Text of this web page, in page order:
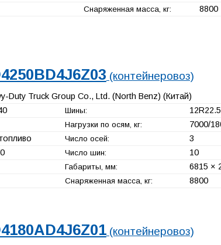
Снаряженная масса, кг: 8800
(контейнеровоз)
Duty Truck Group Co., Ltd. (North Benz) (Китай)
Шины:
Нагрузки по осям, кг: 7000/
Число осей: 3
Число шин: 10
Габариты, мм: 6815 ×
Снаряженная масса, кг: 8800
(контейнеровоз)